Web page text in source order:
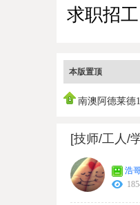
求职招工
本版置顶
南澳阿德莱德
[技师/工人/
浩